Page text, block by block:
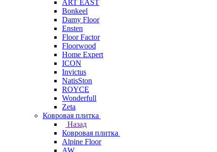
ART EAST
Bonkeel
Damy Floor
Ensten
Floor Factor
Floorwood
Home Expert
ICON
Invictus
NatisSton
ROYCE
Wonderfull
Zeta
Ковровая плитка
Назад
Ковровая плитка
Alpine Floor
AW